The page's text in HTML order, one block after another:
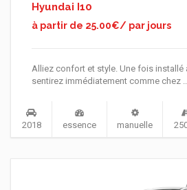
Hyundai I10
à partir de 25.00€/ par jours
Alliez confort et style. Une fois installé
sentirez immédiatement comme chez
2018 essence manuelle